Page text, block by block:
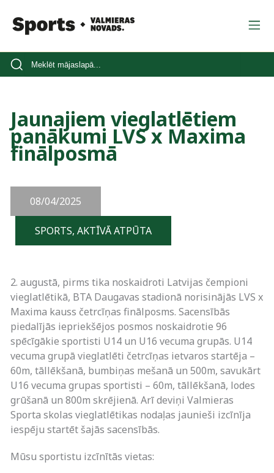
Jaunajiem vieglatlētiem
panākumi LVS x Maxima
finālposmā
08/04/2025
SPORTS, AKTĪVĀ ATPŪTA
2. augustā, pirms tika noskaidroti Latvijas čempioni
vieglatlētikā, BTA Daugavas stadionā norisinājās LVS x
Maxima kauss četrcīņas finālposms. Sacensībās
piedalījās iepriekšējos posmos noskaidrotie 96
spēcīgākie sportisti U14 un U16 vecuma grupās. U14
vecuma grupā vieglatlēti četrcīņas ietvaros startēja –
60m, tāllēkšanā, bumbiņas mešanā un 500m, savukārt
U16 vecuma grupas sportisti – 60m, tāllēkšanā, lodes
grūšanā un 800m skrējienā. Arī deviņi Valmieras
Sporta skolas vieglatlētikas nodaļas jaunieši izcīnīja
iespēju startēt šajās sacensībās.
Mūsu sportistu izcīnītās vietas: